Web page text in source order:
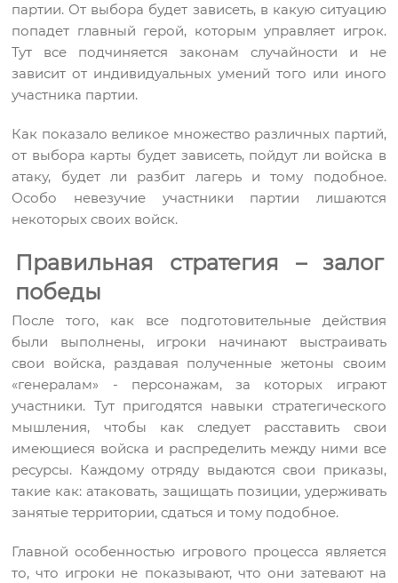
партии. От выбора будет зависеть, в какую ситуацию
попадет главный герой, которым управляет игрок.
Тут все подчиняется законам случайности и не
зависит от индивидуальных умений того или иного
участника партии.
Как показало великое множество различных партий,
от выбора карты будет зависеть, пойдут ли войска в
атаку, будет ли разбит лагерь и тому подобное.
Особо невезучие участники партии лишаются
некоторых своих войск.
Правильная стратегия – залог
победы
После того, как все подготовительные действия
были выполнены, игроки начинают выстраивать
свои войска, раздавая полученные жетоны своим
«генералам» - персонажам, за которых играют
участники. Тут пригодятся навыки стратегического
мышления, чтобы как следует расставить свои
имеющиеся войска и распределить между ними все
ресурсы. Каждому отряду выдаются свои приказы,
такие как: атаковать, защищать позиции, удерживать
занятые территории, сдаться и тому подобное.
Главной особенностью игрового процесса является
то, что игроки не показывают, что они затевают на